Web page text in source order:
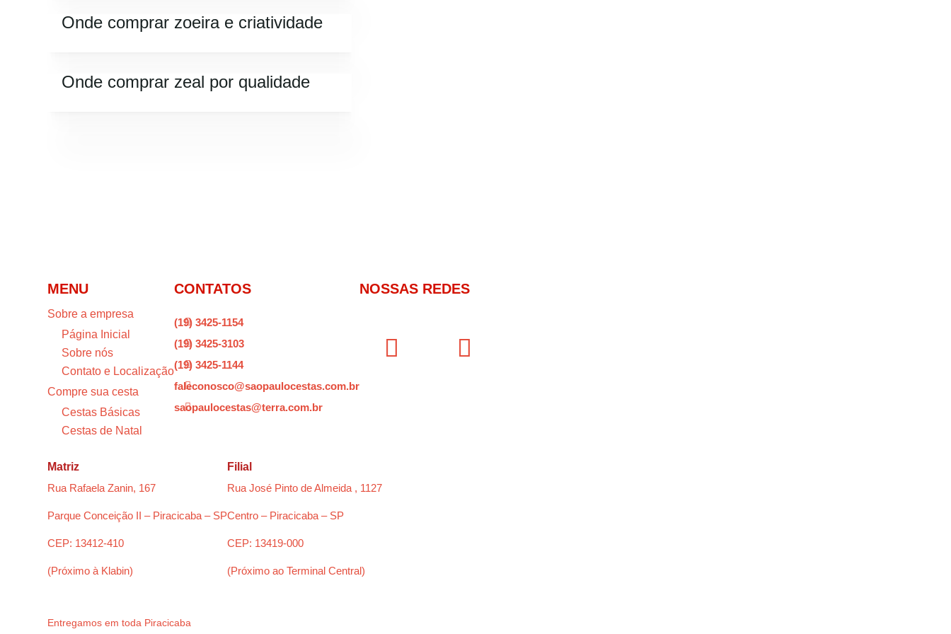
Onde comprar zoeira e criatividade
Onde comprar zeal por qualidade
MENU
Sobre a empresa
Página Inicial
Sobre nós
Contato e Localização
Compre sua cesta
Cestas Básicas
Cestas de Natal
CONTATOS

(19) 3425-1154

(19) 3425-3103

(19) 3425-1144

faleconosco@saopaulocestas.com.br

saopaulocestas@terra.com.br
NOSSAS REDES
Matriz
Rua Rafaela Zanin, 167
Parque Conceição II – Piracicaba – SP
CEP: 13412-410
(Próximo à Klabin)
Filial
Rua José Pinto de Almeida , 1127
Centro – Piracicaba – SP
CEP: 13419-000
(Próximo ao Terminal Central)
Entregamos em toda Piracicaba